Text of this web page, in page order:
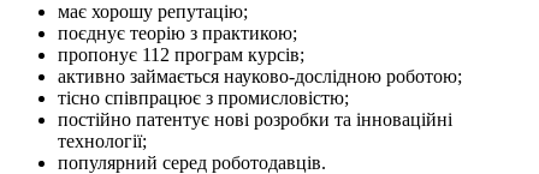
має хорошу репутацію;
поєднує теорію з практикою;
пропонує 112 програм курсів;
активно займається науково-дослідною роботою;
тісно співпрацює з промисловістю;
постійно патентує нові розробки та інноваційні
технології;
популярний серед роботодавців.